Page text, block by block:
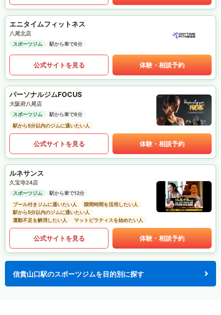
エニタイムフィットネス
八尾北店
スポーツジム 駅から車で8分
公式サイトを見る 体験・相談予約
パーソナルジムFOCUS
大阪府八尾店
スポーツジム
駅から車で8分
駅から5分以内のジムに通いたい人
公式サイトを見る 体験・相談予約
ルネサンス
久宝寺24店
スポーツジム
駅から車で12分
プール付きジムに通いたい人
隙間時間を活用したい人
駅から5分以内のジムに通いたい人
運動不足を解消したい人
マットピラティスを始めたい人
公式サイトを見る 体験・相談予約
信貴山口駅のスポーツジムを目的別に探す